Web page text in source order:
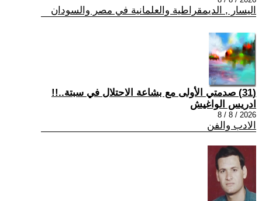
اليسار , الديمقراطية والعلمانية في مصر والسودان
(31) صدمتي الأولى مع بشاعة الاحتلال في سبتة..!!
ادريس الواغيش
2026 / 8 / 8
الادب والفن